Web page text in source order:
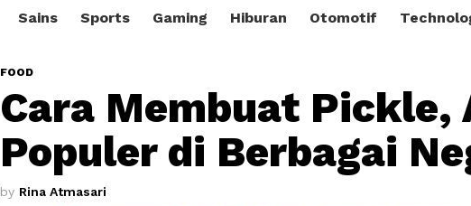
Sains Sports Gaming Hiburan Otomotif
FOOD
Cara Membuat Pickle,
Populer di Berbagai
by Rina Atmasari